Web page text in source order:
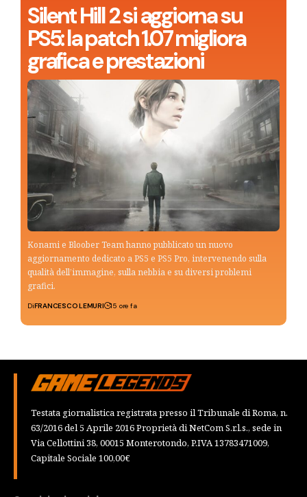
Silent Hill 2 si aggiorna su
PS5: la patch 1.07 migliora
grafica e prestazioni
Konami e Bloober Team hanno pubblicato un nuovo
aggiornamento dedicato a PS5 e PS5 Pro, intervenendo sulla
qualità dell’immagine, sulla nebbia e su diversi problemi
grafici.
DiFRANCESCO LEMURI 15 ore fa
Testata giornalistica registrata presso il Tribunale di Roma, n.
63/2016 del 5 Aprile 2016 Proprietà di NetCom S.r.l.s., sede in
Via Cellottini 38, 00015 Monterotondo, P.IVA 13783471009,
Capitale Sociale 100,00€